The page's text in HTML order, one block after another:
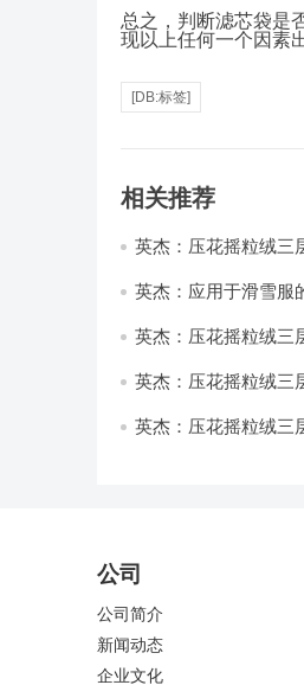
总之，判断滤芯袋是
现以上任何一个因素
[DB:标签]
相关推荐
英杰：压花摇粒绒三
英杰：应用于滑雪服
英杰：压花摇粒绒三
英杰：压花摇粒绒三
英杰：压花摇粒绒三
公司
公司简介
新闻动态
企业文化